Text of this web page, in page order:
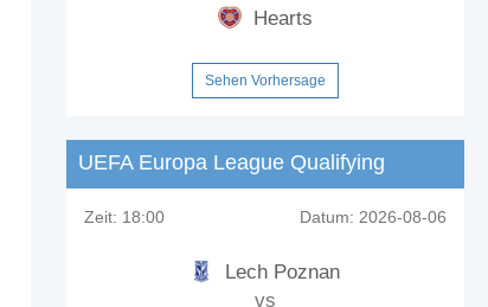
Hearts
Sehen Vorhersage
UEFA Europa League Qualifying
Zeit: 18:00 Datum: 2026-08-06
Lech Poznan
vs